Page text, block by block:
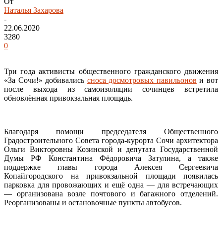
Наталья Захарова
-
22.06.2020
3280
0
Три года активисты общественного гражданского движения
«За Сочи!» добивались сноса досмотровых павильонов и вот
после выхода из самоизоляции сочинцев встретила
обновлённая привокзальная площадь.
Благодаря помощи председателя Общественного
Градостроительного Совета города-курорта Сочи архитектора
Ольги Викторовны Козинской и депутата Государственной
Думы РФ Константина Фёдоровича Затулина, а также
поддержке главы города Алексея Сергеевича
Копайгородского на привокзальной площади появилась
парковка для провожающих и ещё одна — для встречающих
— организована возле почтового и багажного отделений.
Реорганизованы и остановочные пункты автобусов.